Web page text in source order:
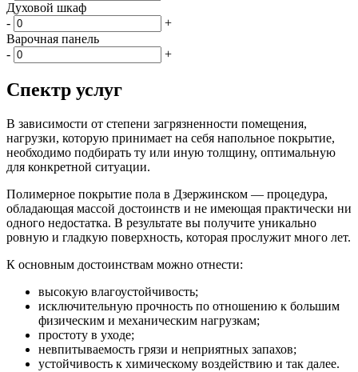
Духовой шкаф
-
+
Варочная панель
-
+
Спектр услуг
В зависимости от степени загрязненности помещения,
нагрузки, которую принимает на себя напольное покрытие,
необходимо подбирать ту или иную толщину, оптимальную
для конкретной ситуации.
Полимерное покрытие пола в Дзержинском — процедура,
обладающая массой достоинств и не имеющая практически ни
одного недостатка. В результате вы получите уникально
ровную и гладкую поверхность, которая прослужит много лет.
К основным достоинствам можно отнести:
высокую влагоустойчивость;
исключительную прочность по отношению к большим
физическим и механическим нагрузкам;
простоту в уходе;
невпитываемость грязи и неприятных запахов;
устойчивость к химическому воздействию и так далее.